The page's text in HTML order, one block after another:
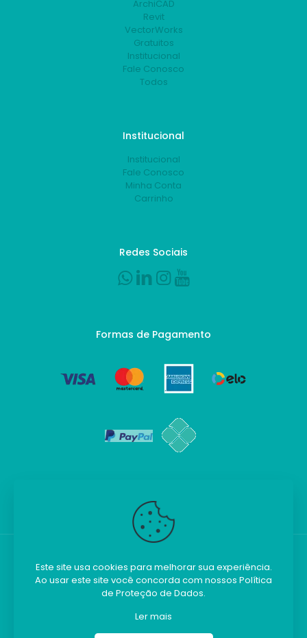
ArchiCAD
Revit
VectorWorks
Gratuitos
Institucional
Fale Conosco
Todos
Institucional
Institucional
Fale Conosco
Minha Conta
Carrinho
Redes Sociais
Formas de Pagamento
Kilobim - Todos os direitos reservados.
Este site usa cookies para melhorar sua experiência.
Ao usar este site você concorda com nossos Política
de Proteção de Dados.
Ler mais